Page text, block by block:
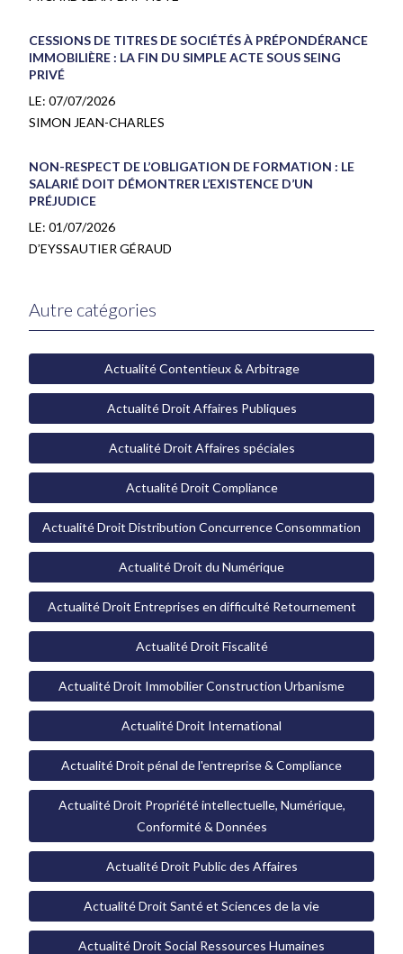
CESSIONS DE TITRES DE SOCIÉTÉS À PRÉPONDÉRANCE
IMMOBILIÈRE : LA FIN DU SIMPLE ACTE SOUS SEING
PRIVÉ
LE: 07/07/2026
SIMON JEAN-CHARLES
NON-RESPECT DE L’OBLIGATION DE FORMATION : LE
SALARIÉ DOIT DÉMONTRER L’EXISTENCE D’UN
PRÉJUDICE
LE: 01/07/2026
D’EYSSAUTIER GÉRAUD
Autre catégories
Actualité Contentieux & Arbitrage
Actualité Droit Affaires Publiques
Actualité Droit Affaires spéciales
Actualité Droit Compliance
Actualité Droit Distribution Concurrence Consommation
Actualité Droit du Numérique
Actualité Droit Entreprises en difficulté Retournement
Actualité Droit Fiscalité
Actualité Droit Immobilier Construction Urbanisme
Actualité Droit International
Actualité Droit pénal de l'entreprise & Compliance
Actualité Droit Propriété intellectuelle, Numérique,
Conformité & Données
Actualité Droit Public des Affaires
Actualité Droit Santé et Sciences de la vie
Actualité Droit Social Ressources Humaines